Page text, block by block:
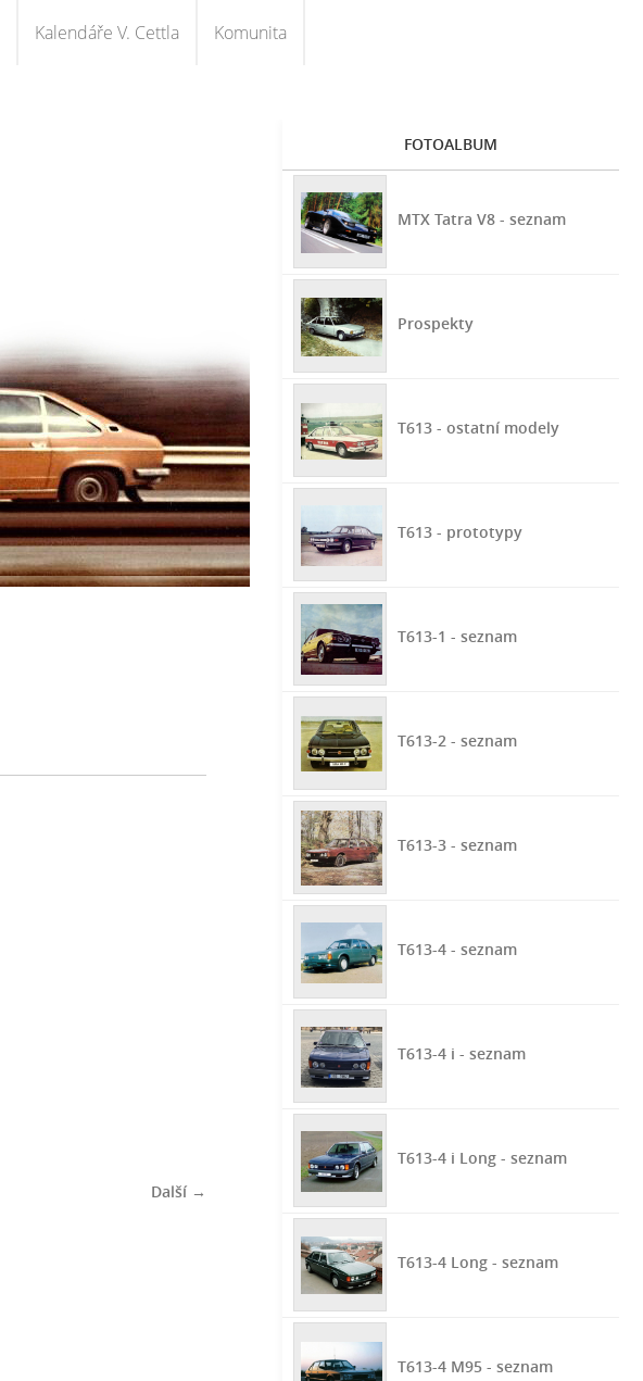
Kalendáře V. Cettla Komunita
Další →
FOTOALBUM
MTX Tatra V8 - seznam
Prospekty
T613 - ostatní modely
T613 - prototypy
T613-1 - seznam
T613-2 - seznam
T613-3 - seznam
T613-4 - seznam
T613-4 i - seznam
T613-4 i Long - seznam
T613-4 Long - seznam
T613-4 M95 - seznam